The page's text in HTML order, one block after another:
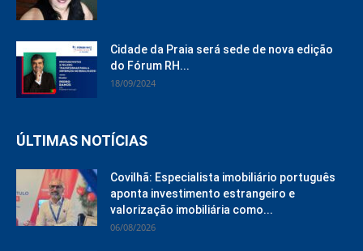
Cidade da Praia será sede de nova edição
do Fórum RH...
18/09/2024
ÚLTIMAS NOTÍCIAS
Covilhã: Especialista imobiliário português
aponta investimento estrangeiro e
valorização imobiliária como...
06/08/2026